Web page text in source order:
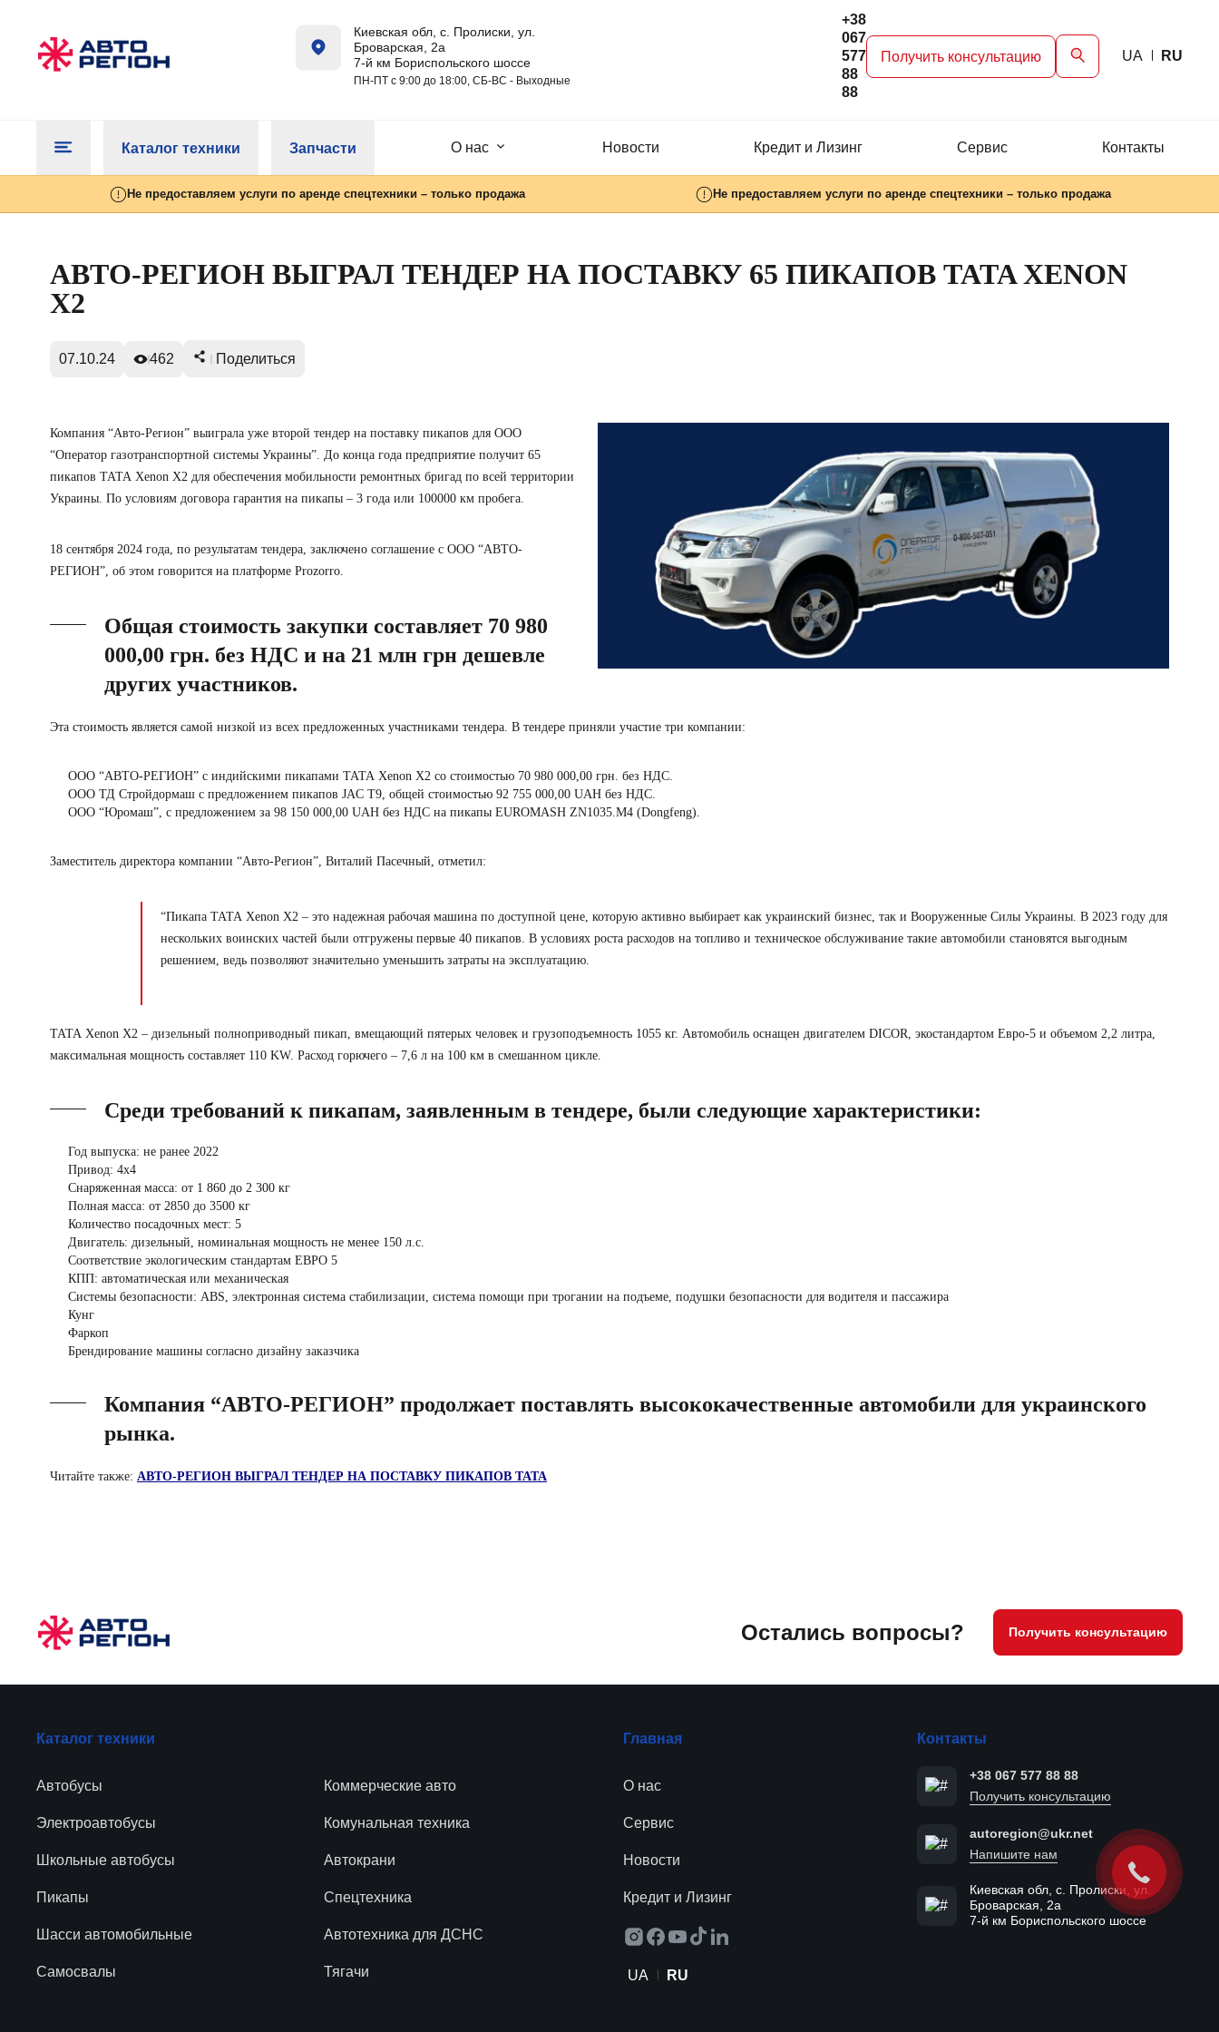
Киевская обл, с. Пролиски, ул.
Броварская, 2а
7-й км Бориспольского шоссе
ПН-ПТ с 9:00 до 18:00, СБ-ВC - Выходные
+38
067
577
88
88
Получить консультацию UA RU
Каталог техники Запчасти О нас Новости Кредит и Лизинг Сервис Контакты
Не предоставляем услуги по аренде спецтехники – только продажа Не предоставляем услуги по аренде спецтехники – только продажа
АВТО-РЕГИОН ВЫГРАЛ ТЕНДЕР НА ПОСТАВКУ 65 ПИКАПОВ TATA XENON
X2
07.10.24 462 Поделиться
Компания “Авто-Регион” выиграла уже второй тендер на поставку пикапов для ООО
“Оператор газотранспортной системы Украины”. До конца года предприятие получит 65
пикапов ТАТА Xenon X2 для обеспечения мобильности ремонтных бригад по всей территории
Украины. По условиям договора гарантия на пикапы – 3 года или 100000 км пробега.
18 сентября 2024 года, по результатам тендера, заключено соглашение с ООО “АВТО-
РЕГИОН”, об этом говорится на платформе Prozorro.
Общая стоимость закупки составляет 70 980
000,00 грн. без НДС и на 21 млн грн дешевле
других участников.
Эта стоимость является самой низкой из всех предложенных участниками тендера. В тендере приняли участие три компании:
ООО “АВТО-РЕГИОН” с индийскими пикапами ТАТА Xenon X2 со стоимостью 70 980 000,00 грн. без НДС.
ООО ТД Стройдормаш с предложением пикапов JAC T9, общей стоимостью 92 755 000,00 UAH без НДС.
ООО “Юромаш”, с предложением за 98 150 000,00 UAH без НДС на пикапы EUROMASH ZN1035.M4 (Dongfeng).
Заместитель директора компании “Авто-Регион”, Виталий Пасечный, отметил:
“Пикапа ТАТА Xenon X2 – это надежная рабочая машина по доступной цене, которую активно выбирает как украинский бизнес, так и Вооруженные Силы Украины. В 2023 году для
нескольких воинских частей были отгружены первые 40 пикапов. В условиях роста расходов на топливо и техническое обслуживание такие автомобили становятся выгодным
решением, ведь позволяют значительно уменьшить затраты на эксплуатацию.
ТАТА Xenon X2 – дизельный полноприводный пикап, вмещающий пятерых человек и грузоподъемность 1055 кг. Автомобиль оснащен двигателем DICOR, экостандартом Евро-5 и объемом 2,2 литра,
максимальная мощность составляет 110 KW. Расход горючего – 7,6 л на 100 км в смешанном цикле.
Среди требований к пикапам, заявленным в тендере, были следующие характеристики:
Год выпуска: не ранее 2022
Привод: 4х4
Снаряженная масса: от 1 860 до 2 300 кг
Полная масса: от 2850 до 3500 кг
Количество посадочных мест: 5
Двигатель: дизельный, номинальная мощность не менее 150 л.с.
Соответствие экологическим стандартам ЕВРО 5
КПП: автоматическая или механическая
Системы безопасности: ABS, электронная система стабилизации, система помощи при трогании на подъеме, подушки безопасности для водителя и пассажира
Кунг
Фаркоп
Брендирование машины согласно дизайну заказчика
Компания “АВТО-РЕГИОН” продолжает поставлять высококачественные автомобили для украинского
рынка.
Читайте также: АВТО-РЕГИОН ВЫГРАЛ ТЕНДЕР НА ПОСТАВКУ ПИКАПОВ TATA
Остались вопросы? Получить консультацию
Каталог техники
Автобусы
Электроавтобусы
Школьные автобусы
Пикапы
Шасси автомобильные
Самосвалы
Коммерческие авто
Комунальная техника
Автокрани
Спецтехника
Автотехника для ДСНС
Тягачи
Главная
О нас
Сервис
Новости
Кредит и Лизинг
UA RU
Контакты
+38 067 577 88 88
Получить консультацию
autoregion@ukr.net
Напишите нам
Киевская обл, с. Пролиски, ул.
Броварская, 2а
7-й км Бориспольского шоссе